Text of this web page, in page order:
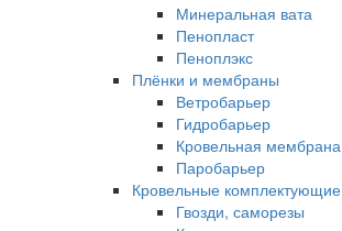
Минеральная вата
Пенопласт
Пеноплэкс
Плёнки и мембраны
Ветробарьер
Гидробарьер
Кровельная мембрана
Паробарьер
Кровельные комплектующие
Гвозди, саморезы